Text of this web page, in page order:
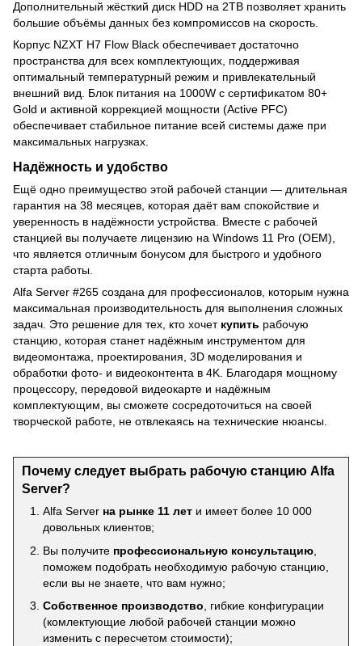
Дополнительный жёсткий диск HDD на 2TB позволяет хранить
большие объёмы данных без компромиссов на скорость.
Корпус NZXT H7 Flow Black обеспечивает достаточно
пространства для всех комплектующих, поддерживая
оптимальный температурный режим и привлекательный
внешний вид. Блок питания на 1000W с сертификатом 80+
Gold и активной коррекцией мощности (Active PFC)
обеспечивает стабильное питание всей системы даже при
максимальных нагрузках.
Надёжность и удобство
Ещё одно преимущество этой рабочей станции — длительная
гарантия на 38 месяцев, которая даёт вам спокойствие и
уверенность в надёжности устройства. Вместе с рабочей
станцией вы получаете лицензию на Windows 11 Pro (OEM),
что является отличным бонусом для быстрого и удобного
старта работы.
Alfa Server #265 создана для профессионалов, которым нужна
максимальная производительность для выполнения сложных
задач. Это решение для тех, кто хочет купить рабочую
станцию, которая станет надёжным инструментом для
видеомонтажа, проектирования, 3D моделирования и
обработки фото- и видеоконтента в 4K. Благодаря мощному
процессору, передовой видеокарте и надёжным
комплектующим, вы сможете сосредоточиться на своей
творческой работе, не отвлекаясь на технические нюансы.
Почему следует выбрать рабочую станцию Alfa
Server?
Alfa Server на рынке 11 лет и имеет более 10 000
довольных клиентов;
Вы получите профессиональную консультацию
поможем подобрать необходимую рабочую станцию,
если вы не знаете, что вам нужно;
Собственное производство , гибкие конфигурации
(комлектующие любой рабочей станции можно
изменить с пересчетом стоимости);